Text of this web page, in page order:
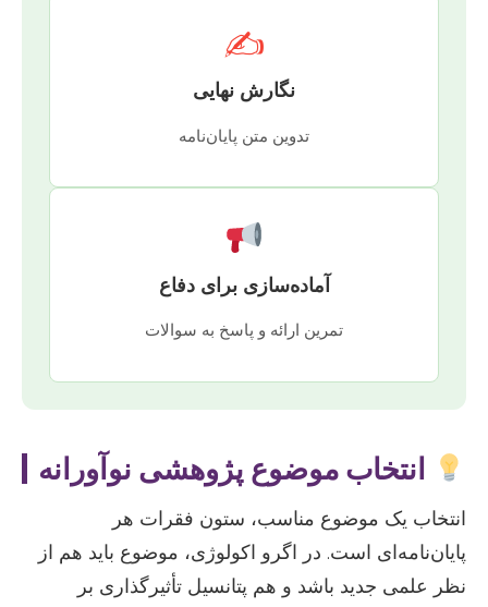
✍️
نگارش نهایی
تدوین متن پایان‌نامه
آماده‌سازی برای دفاع
تمرین ارائه و پاسخ به سوالات
انتخاب موضوع پژوهشی نوآورانه
انتخاب یک موضوع مناسب، ستون فقرات هر
پایان‌نامه‌ای است. در اگرو اکولوژی، موضوع باید هم از
نظر علمی جدید باشد و هم پتانسیل تأثیرگذاری بر